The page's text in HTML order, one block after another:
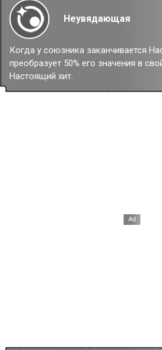
Неувядающая
Когда у союзника заканчивается
преобразует 50% его значения в
Настоящий хит.